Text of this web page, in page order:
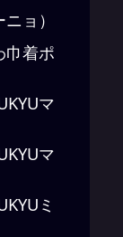
ョ）
着ポ
マ
マ
ミ